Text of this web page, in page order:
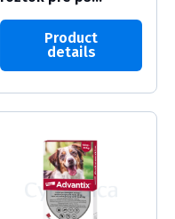
Product
details